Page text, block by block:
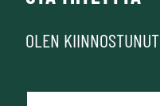
OLEN KIINNOSTUNUT